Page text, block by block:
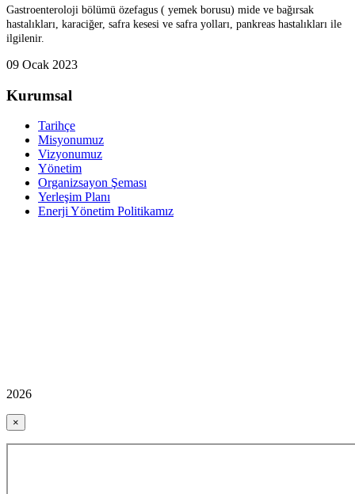
Gastroenteroloji bölümü özefagus ( yemek borusu) mide ve bağırsak
hastalıkları, karaciğer, safra kesesi ve safra yolları, pankreas hastalıkları ile
ilgilenir.
09 Ocak 2023
Kurumsal
Tarihçe
Misyonumuz
Vizyonumuz
Yönetim
Organizsayon Şeması
Yerleşim Planı
Enerji Yönetim Politikamız
2026
×